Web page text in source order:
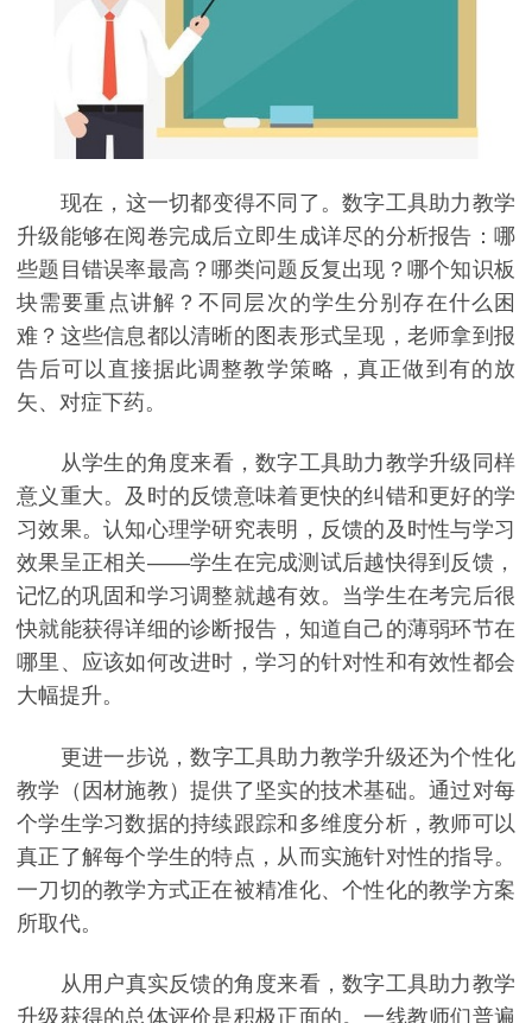
现在，这一切都变得不同了。数字工具助力教学
升级能够在阅卷完成后立即生成详尽的分析报告：哪
些题目错误率最高？哪类问题反复出现？哪个知识板
块需要重点讲解？不同层次的学生分别存在什么困
难？这些信息都以清晰的图表形式呈现，老师拿到报
告后可以直接据此调整教学策略，真正做到有的放
矢、对症下药。
从学生的角度来看，数字工具助力教学升级同样
意义重大。及时的反馈意味着更快的纠错和更好的学
习效果。认知心理学研究表明，反馈的及时性与学习
效果呈正相关——学生在完成测试后越快得到反馈，
记忆的巩固和学习调整就越有效。当学生在考完后很
快就能获得详细的诊断报告，知道自己的薄弱环节在
哪里、应该如何改进时，学习的针对性和有效性都会
大幅提升。
更进一步说，数字工具助力教学升级还为个性化
教学（因材施教）提供了坚实的技术基础。通过对每
个学生学习数据的持续跟踪和多维度分析，教师可以
真正了解每个学生的特点，从而实施针对性的指导。
一刀切的教学方式正在被精准化、个性化的教学方案
所取代。
从用户真实反馈的角度来看，数字工具助力教学
升级获得的总体评价是积极正面的。一线教师们普遍